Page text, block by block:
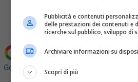
Aggiungi La Provincia di Biella
Google
Pubblicità e contenuti
delle prestazioni dei contenuti e
ricerche sul pubblico, sviluppo di
Archiviare informazioni su
Scopri di più